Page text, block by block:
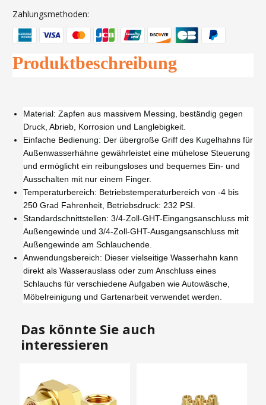
Zahlungsmethoden:
Produktbeschreibung
Material: Zapfen aus massivem Messing, beständig gegen
Druck, Abrieb, Korrosion und Langlebigkeit.
Einfache Bedienung‌: Der übergroße Griff des Kugelhahns für
Außenwasserhähne gewährleistet eine mühelose Steuerung
und ermöglicht ein reibungsloses und bequemes Ein- und
Ausschalten mit nur einem Finger.
Temperaturbereich: Betriebstemperaturbereich von -4 bis
250 Grad Fahrenheit, Betriebsdruck: 232 PSI.
Standardschnittstellen: 3/4-Zoll-GHT-Eingangsanschluss mit
Außengewinde und 3/4-Zoll-GHT-Ausgangsanschluss mit
Außengewinde am Schlauchende.
Anwendungsbereich: Dieser vielseitige Wasserhahn kann
direkt als Wasserauslass oder zum Anschluss eines
Schlauchs für verschiedene Aufgaben wie Autowäsche,
Möbelreinigung und Gartenarbeit verwendet werden.
Das könnte Sie auch
interessieren